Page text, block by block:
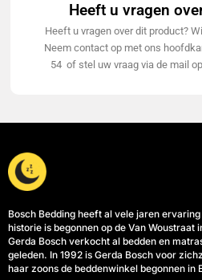
Heeft u vragen
Heeft u vragen over dit product?
Neem contact op met ons
54 of stel uw vraag via de mail
Bosch Bedding heeft al vele jaren
historie is begonnen op de Van
Gerda Bosch verkocht al bedden en
geleden. In 1992 is Gerda Bosch voor
haar zoons de beddenwinkel begonnen in